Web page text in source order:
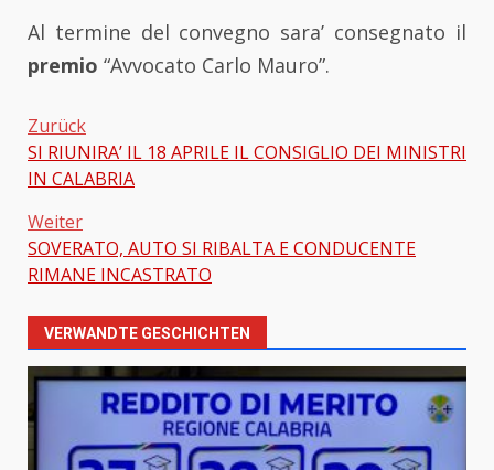
Al termine del convegno sara’ consegnato il
premio “Avvocato Carlo Mauro”.
Beitragsnavigation
Zurück
SI RIUNIRA’ IL 18 APRILE IL CONSIGLIO DEI MINISTRI
IN CALABRIA
Weiter
SOVERATO, AUTO SI RIBALTA E CONDUCENTE
RIMANE INCASTRATO
VERWANDTE GESCHICHTEN